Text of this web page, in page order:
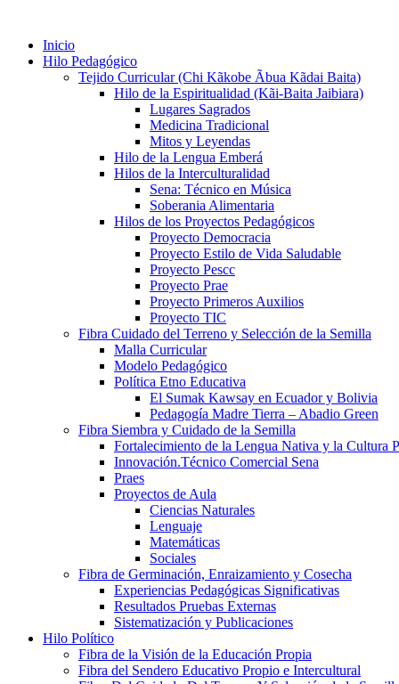
Inicio
Hilo Pedagógico
Tejido Curricular (Chi Kãkobe Ãbua Kãdai Baita)
Hilo de la Espiritualidad (Kãi-Baita Jaibiara)
Lugares Sagrados
Medicina Tradicional
Mitos y Leyendas
Hilo de la Lengua Emberá
Hilos de la Interculturalidad
Sena: Técnico en Música
Soberania Alimentaria
Hilos de los Proyectos Pedagógicos
Proyecto Democracia
Proyecto Estilo de Vida Saludable
Proyecto Pescc
Proyecto Prae
Proyecto Primeros Auxilios
Proyecto TIC
Fibra Cuidado del Terreno y Selección de la Semilla
Malla Curricular
Modelo Pedagógico
Política Etno Educativa
El Sumak Kawsay en Ecuador y Bolivia
Pedagogía Madre Tierra – Abadio Green
Fibra Siembra y Cuidado de la Semilla
Fortalecimiento de la Lengua Nativa y la Cultura
Innovación.Técnico Comercial Sena
Praes
Proyectos de Aula
Ciencias Naturales
Lenguaje
Matemáticas
Sociales
Fibra de Germinación, Enraizamiento y Cosecha
Experiencias Pedagógicas Significativas
Resultados Pruebas Externas
Sistematización y Publicaciones
Hilo Político
Fibra de la Visión de la Educación Propia
Fibra del Sendero Educativo Propio e Intercultural